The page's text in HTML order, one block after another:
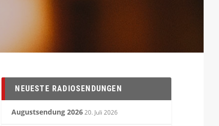
NEUESTE RADIOSENDUNGEN
Augustsendung 2026 20. Juli 2026